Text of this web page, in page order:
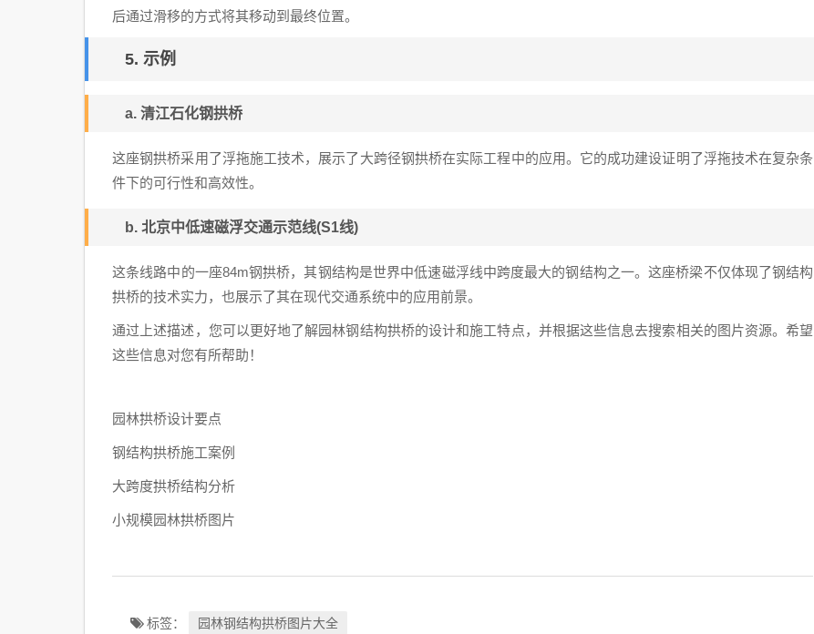
后通过滑移的方式将其移动到最终位置。
5. 示例
a. 清江石化钢拱桥
这座钢拱桥采用了浮拖施工技术，展示了大跨径钢拱桥在实际工程中的应用。它的成功建设证明了浮拖技术在复杂条
件下的可行性和高效性。
b. 北京中低速磁浮交通示范线(S1线)
这条线路中的一座84m钢拱桥，其钢结构是世界中低速磁浮线中跨度最大的钢结构之一。这座桥梁不仅体现了钢结构
拱桥的技术实力，也展示了其在现代交通系统中的应用前景。
通过上述描述，您可以更好地了解园林钢结构拱桥的设计和施工特点，并根据这些信息去搜索相关的图片资源。希望
这些信息对您有所帮助！
园林拱桥设计要点
钢结构拱桥施工案例
大跨度拱桥结构分析
小规模园林拱桥图片
标签： 园林钢结构拱桥图片大全